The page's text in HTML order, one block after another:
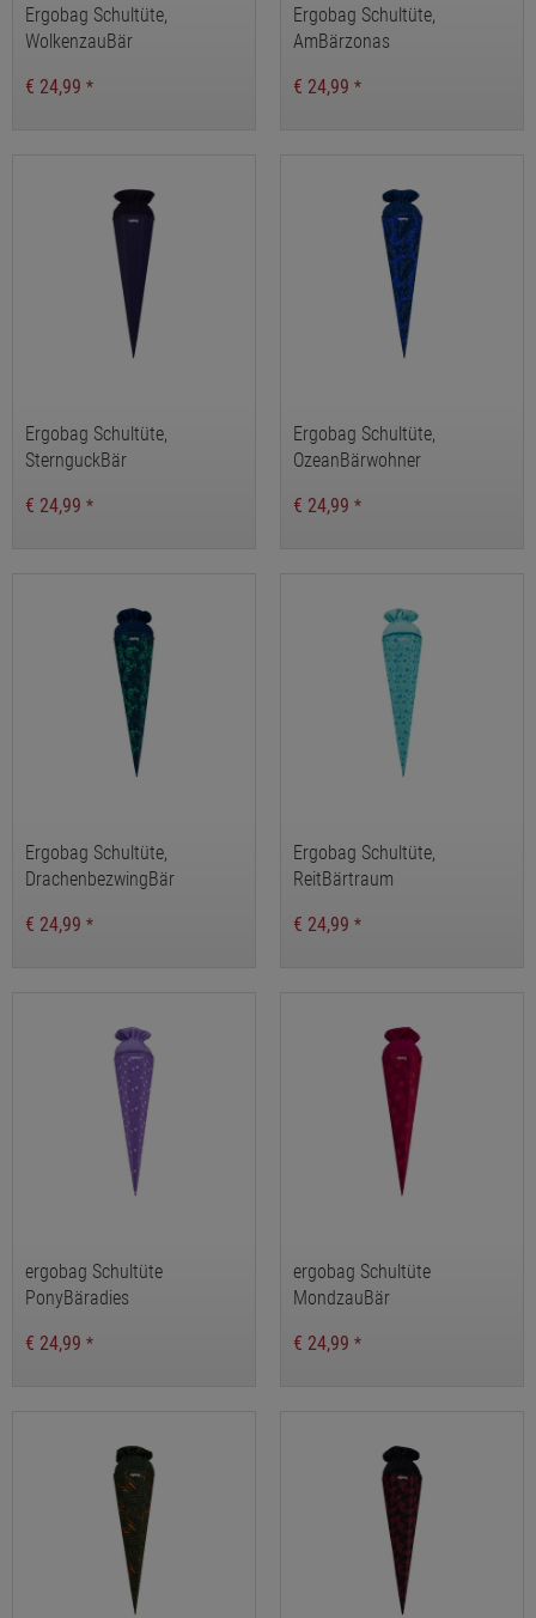
Ergobag Schultüte,
WolkenzauBär
€ 24,99 *
Ergobag Schultüte,
AmBärzonas
€ 24,99 *
Ergobag Schultüte,
SternguckBär
€ 24,99 *
Ergobag Schultüte,
OzeanBärwohner
€ 24,99 *
Ergobag Schultüte,
DrachenbezwingBär
€ 24,99 *
Ergobag Schultüte,
ReitBärtraum
€ 24,99 *
ergobag Schultüte
PonyBäradies
€ 24,99 *
ergobag Schultüte
MondzauBär
€ 24,99 *